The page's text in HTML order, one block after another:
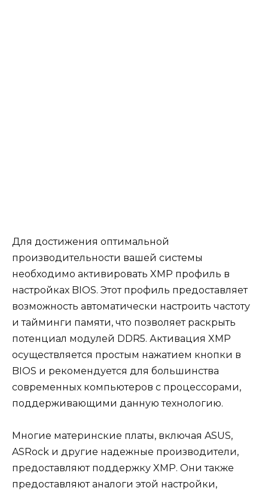
Для достижения оптимальной
производительности вашей системы
необходимо активировать XMP профиль в
настройках BIOS. Этот профиль предоставляет
возможность автоматически настроить частоту
и тайминги памяти, что позволяет раскрыть
потенциал модулей DDR5. Активация XMP
осуществляется простым нажатием кнопки в
BIOS и рекомендуется для большинства
современных компьютеров с процессорами,
поддерживающими данную технологию.
Многие материнские платы, включая ASUS,
ASRock и другие надежные производители,
предоставляют поддержку XMP. Они также
предоставляют аналоги этой настройки,